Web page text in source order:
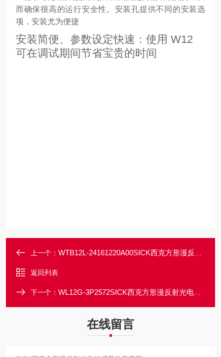
而确保很高的运行安全性。安装孔提供不同的安装选
项，安装尤为便捷
安装简便、参数设定快速：使用 W12
可在调试期间节省宝贵的时间
上一个： WTB12L-24161220A00SICK西克方形漫反射光电传感器外壳坚固
返回列表
下一个： WL12G-3P2572SICK西克方形漫反射光电传感器外壳坚固
在线留言